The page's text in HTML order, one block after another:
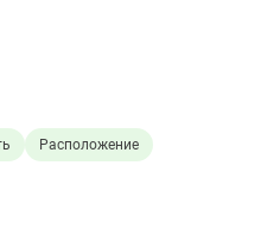
Расположение